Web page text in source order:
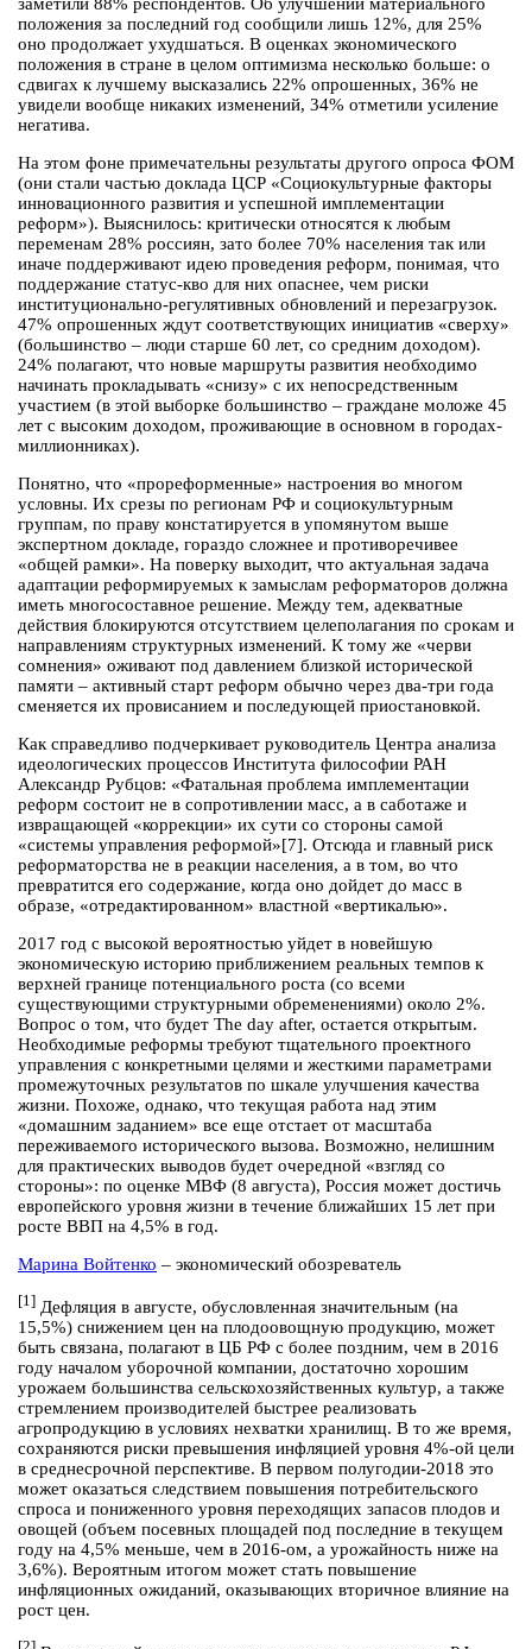
положения за последний год сообщили лишь 12%, для 25%
оно продолжает ухудшаться. В оценках экономического
положения в стране в целом оптимизма несколько больше: о
сдвигах к лучшему высказались 22% опрошенных, 36% не
увидели вообще никаких изменений, 34% отметили усиление
негатива.
На этом фоне примечательны результаты другого опроса ФОМ
(они стали частью доклада ЦСР «Социокультурные факторы
инновационного развития и успешной имплементации
реформ»). Выяснилось: критически относятся к любым
переменам 28% россиян, зато более 70% населения так или
иначе поддерживают идею проведения реформ, понимая, что
поддержание статус-кво для них опаснее, чем риски
институционально-регулятивных обновлений и перезагрузок.
47% опрошенных ждут соответствующих инициатив «сверху»
(большинство – люди старше 60 лет, со средним доходом).
24% полагают, что новые маршруты развития необходимо
начинать прокладывать «снизу» с их непосредственным
участием (в этой выборке большинство – граждане моложе 45
лет с высоким доходом, проживающие в основном в городах-
миллионниках).
Понятно, что «прореформенные» настроения во многом
условны. Их срезы по регионам РФ и социокультурным
группам, по праву констатируется в упомянутом выше
экспертном докладе, гораздо сложнее и противоречивее
«общей рамки». На поверку выходит, что актуальная задача
адаптации реформируемых к замыслам реформаторов должна
иметь многосоставное решение. Между тем, адекватные
действия блокируются отсутствием целеполагания по срокам и
направлениям структурных изменений. К тому же «черви
сомнения» оживают под давлением близкой исторической
памяти – активный старт реформ обычно через два-три года
сменяется их провисанием и последующей приостановкой.
Как справедливо подчеркивает руководитель Центра анализа
идеологических процессов Института философии РАН
Александр Рубцов: «Фатальная проблема имплементации
реформ состоит не в сопротивлении масс, а в саботаже и
извращающей «коррекции» их сути со стороны самой
«системы управления реформой»[7]. Отсюда и главный риск
реформаторства не в реакции населения, а в том, во что
превратится его содержание, когда оно дойдет до масс в
образе, «отредактированном» властной «вертикалью».
2017 год с высокой вероятностью уйдет в новейшую
экономическую историю приближением реальных темпов к
верхней границе потенциального роста (со всеми
существующими структурными обременениями) около 2%.
Вопрос о том, что будет The day after, остается открытым.
Необходимые реформы требуют тщательного проектного
управления с конкретными целями и жесткими параметрами
промежуточных результатов по шкале улучшения качества
жизни. Похоже, однако, что текущая работа над этим
«домашним заданием» все еще отстает от масштаба
переживаемого исторического вызова. Возможно, нелишним
для практических выводов будет очередной «взгляд со
стороны»: по оценке МВФ (8 августа), Россия может достичь
европейского уровня жизни в течение ближайших 15 лет при
росте ВВП на 4,5% в год.
Марина Войтенко – экономический обозреватель
[1] Дефляция в августе, обусловленная значительным (на
15,5%) снижением цен на плодоовощную продукцию, может
быть связана, полагают в ЦБ РФ с более поздним, чем в 2016
году началом уборочной компании, достаточно хорошим
урожаем большинства сельскохозяйственных культур, а также
стремлением производителей быстрее реализовать
агропродукцию в условиях нехватки хранилищ. В то же время,
сохраняются риски превышения инфляцией уровня 4%-ой цели
в среднесрочной перспективе. В первом полугодии-2018 это
может оказаться следствием повышения потребительского
спроса и пониженного уровня переходящих запасов плодов и
овощей (объем посевных площадей под последние в текущем
году на 4,5% меньше, чем в 2016-ом, а урожайность ниже на
3,6%). Вероятным итогом может стать повышение
инфляционных ожиданий, оказывающих вторичное влияние на
рост цен.